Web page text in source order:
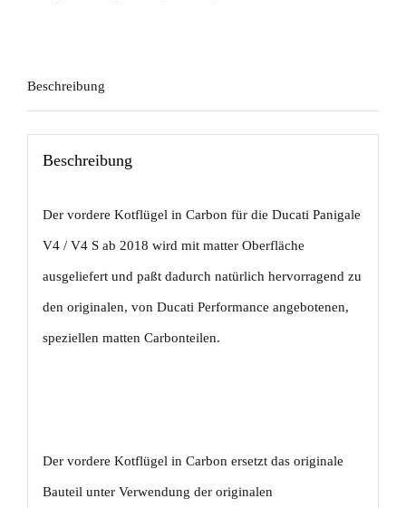
V4
/
V2
Menge
Beschreibung
Beschreibung
Der vordere Kotflügel in Carbon für die Ducati Panigale
V4 / V4 S ab 2018 wird mit matter Oberfläche
ausgeliefert und paßt dadurch natürlich hervorragend zu
den originalen, von Ducati Performance angebotenen,
speziellen matten Carbonteilen.
Der vordere Kotflügel in Carbon ersetzt das originale
Bauteil unter Verwendung der originalen